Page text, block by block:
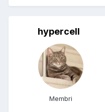
hypercell
Membri